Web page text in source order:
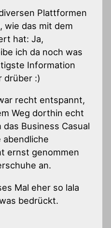
Plattformen
wie das mit dem
hat: Ja,
ich da noch was
Information
drüber :)
recht entspannt,
Weg dorthin echt
Business Casual
abendliche
ernst genommen
an.
Mal eher so lala
bedrückt.